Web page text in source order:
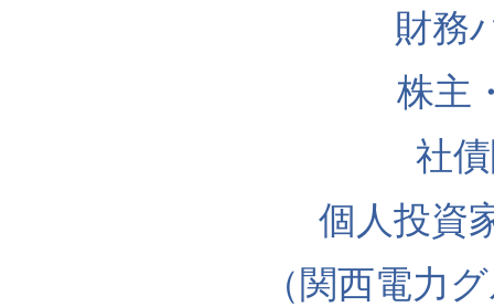
財務
株主
社
個人投資
（関西電力